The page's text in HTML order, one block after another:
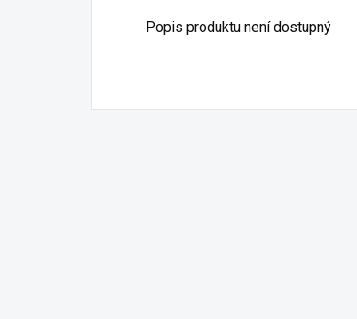
Popis produktu není dostupný